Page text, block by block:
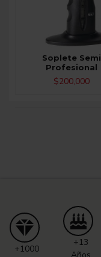
Soplete Semi
Profesional
$200,000
+1000
+13